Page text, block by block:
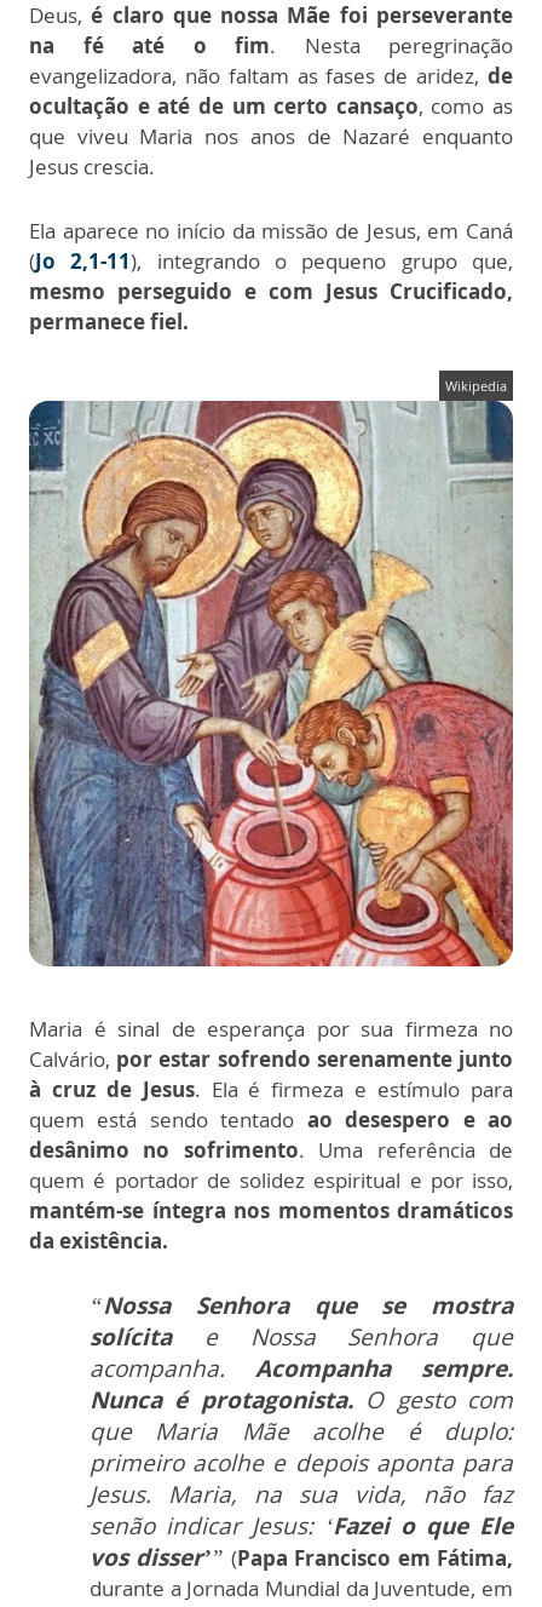
Deus,é claro que nossa Mãe foi perseverante
na fé até o fim. Nesta peregrinação
evangelizadora, não faltam as fases de aridez, de
ocultação e até de um certo cansaço, como as
que viveu Maria nos anos de Nazaré enquanto
Jesus crescia.
Ela aparece no início da missão de Jesus, em Caná
(Jo 2,1-11), integrando o pequeno grupo que,
mesmo perseguido e com Jesus Crucificado,
permanece fiel.
Wikipedia
Maria é sinal de esperança por sua firmeza no
Calvário, por estar sofrendo serenamente junto
à cruz de Jesus. Ela é firmeza e estímulo para
quem está sendo tentado ao desespero e ao
desânimo no sofrimento. Uma referência de
quem é portador de solidez espiritual e por isso,
mantém-se íntegra nos momentos dramáticos
da existência.
“Nossa Senhora que se mostra
solícita e Nossa Senhora que
acompanha. Acompanha sempre.
Nunca é protagonista.O gesto com
que Maria Mãe acolhe é duplo:
primeiro acolhe e depois aponta para
Jesus. Maria, na sua vida, não faz
senão indicar Jesus: ‘Fazei o que Ele
vos disser’” (Papa Francisco em Fátima,
durante a Jornada Mundial da Juventude, em